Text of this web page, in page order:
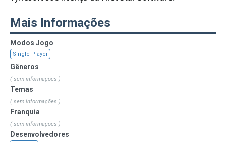
Mais Informações
Modos Jogo
Single Player
Gêneros
( sem informações )
Temas
( sem informações )
Franquia
( sem informações )
Desenvolvedores